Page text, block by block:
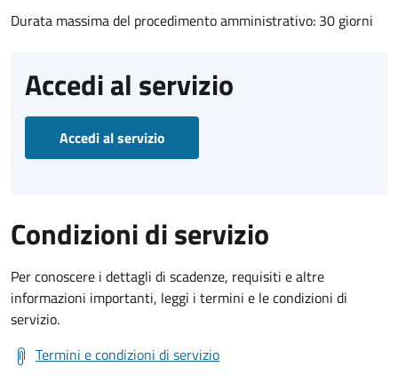
Durata massima del procedimento amministrativo: 30 giorni
Accedi al servizio
Accedi al servizio
Condizioni di servizio
Per conoscere i dettagli di scadenze, requisiti e altre
informazioni importanti, leggi i termini e le condizioni di
servizio.
Termini e condizioni di servizio